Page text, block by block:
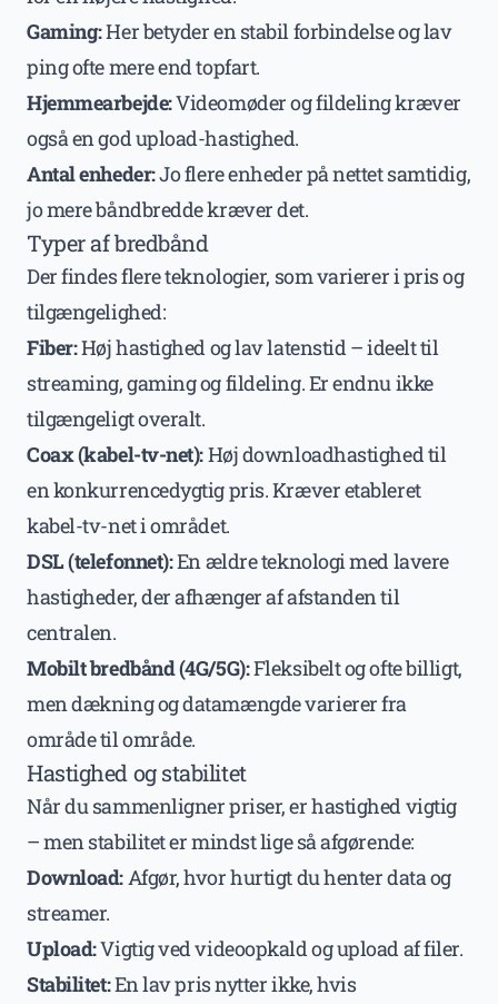
Gaming:Her betyder en stabil forbindelse og lav
ping ofte mere end topfart.
Hjemmearbejde:Videomøder og fildeling kræver
også en god upload-hastighed.
Antal enheder:Jo flere enheder på nettet samtidig,
jo mere båndbredde kræver det.
Typer af bredbånd
Der findes flere teknologier, som varierer i pris og
tilgængelighed:
Fiber:Høj hastighed og lav latenstid – ideelt til
streaming, gaming og fildeling. Er endnu ikke
tilgængeligt overalt.
Coax (kabel-tv-net):Høj downloadhastighed til
en konkurrencedygtig pris. Kræver etableret
kabel-tv-net i området.
DSL (telefonnet):En ældre teknologi med lavere
hastigheder, der afhænger af afstanden til
centralen.
Mobilt bredbånd (4G/5G):Fleksibelt og ofte billigt,
men dækning og datamængde varierer fra
område til område.
Hastighed og stabilitet
Når du sammenligner priser, er hastighed vigtig
– men stabilitet er mindst lige så afgørende:
Download:Afgør, hvor hurtigt du henter data og
streamer.
Upload:Vigtig ved videoopkald og upload af filer.
Stabilitet:En lav pris nytter ikke, hvis